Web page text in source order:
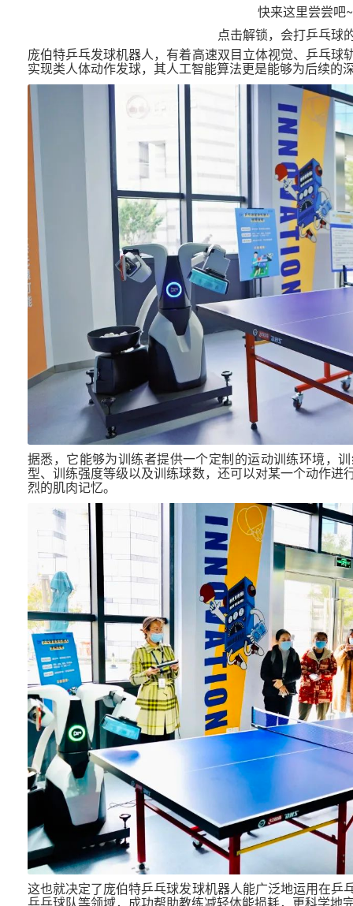
快来这里尝尝吧~
点击解锁，会打乒乓球
庞伯特乒乓发球机器人，有着高速双目立体视觉、乒乓球
实现类人体动作发球，其人工智能算法更是能够为后续的
据悉，它能够为训练者提供一个定制的运动训练环境，
型、训练强度等级以及训练球数，还可以对某一个动作进
烈的肌肉记忆。
这也就决定了庞伯特乒乓球发球机器人能广泛地运用在乒